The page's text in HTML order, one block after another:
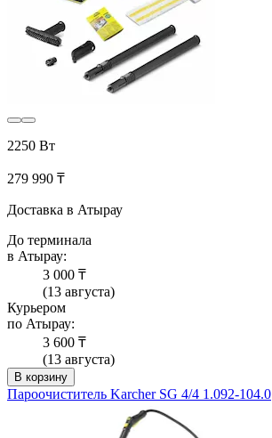
2250 Вт
279 990 ₸
Доставка в Атырау
До терминала
в Атырау:
3 000 ₸
(13 августа)
Курьером
по Атырау:
3 600 ₸
(13 августа)
В корзину
Пароочиститель Karcher SG 4/4 1.092-104.0